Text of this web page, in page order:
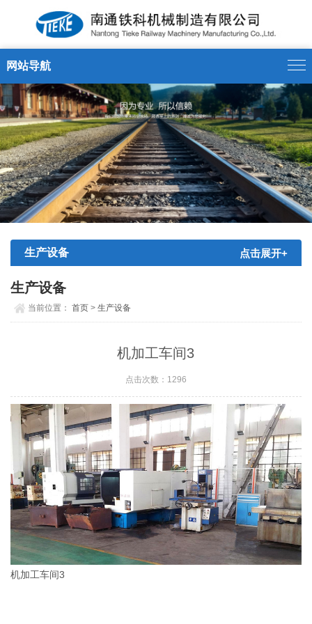
网站导航
生产设备 点击展开+
生产设备
当前位置：首页 >生产设备
机加工车间3
点击次数：1296
机加工车间3